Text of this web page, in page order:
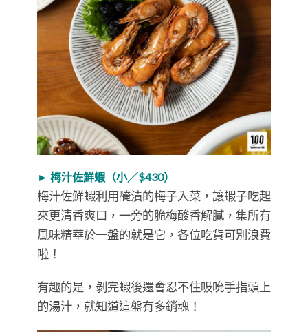
► 梅汁佐鮮蝦（小／$430）
梅汁佐鮮蝦利用醃漬的梅子入菜，讓蝦子吃起
來更清香爽口，一旁的脆梅酸香解膩，集所有
風味精華於一盤的就是它，各位吃貨可別浪費
啦！
有趣的是，剝完蝦後還會忍不住吸吮手指頭上
的湯汁，就知道這盤有多銷魂！